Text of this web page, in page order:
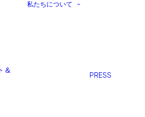
＆
私たちについて
PRESS